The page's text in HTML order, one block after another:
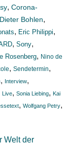
, Corona-
Dieter Bohlen,
, Eric Philippi,
, Sony,
Rosenberg, Nino de
, Sendetermin,
, Interview,
Live, Sonia Liebing, Kai
, Wolfgang Petry,